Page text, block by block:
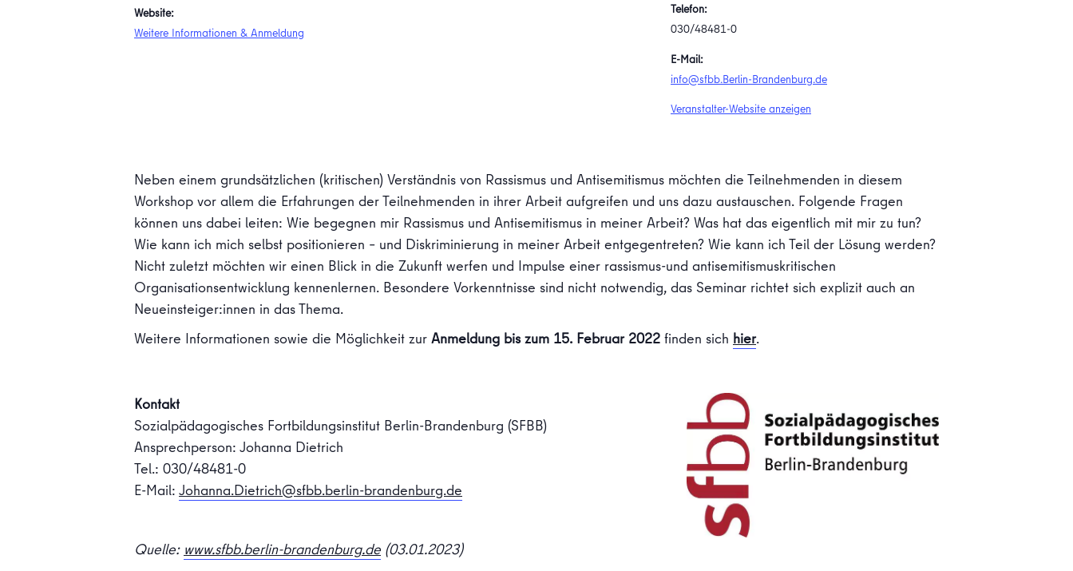
Website:
Weitere Informationen & Anmeldung
Telefon:
030/48481-0
E-Mail:
info@sfbb.Berlin-Brandenburg.de
Veranstalter-Website anzeigen
Neben einem grundsätzlichen (kritischen) Verständnis von Rassismus und Antisemitismus möchten die Teilnehmenden in diesem
Workshop vor allem die Erfahrungen der Teilnehmenden in ihrer Arbeit aufgreifen und uns dazu austauschen. Folgende Fragen
können uns dabei leiten: Wie begegnen mir Rassismus und Antisemitismus in meiner Arbeit? Was hat das eigentlich mit mir zu tun?
Wie kann ich mich selbst positionieren – und Diskriminierung in meiner Arbeit entgegentreten? Wie kann ich Teil der Lösung werden?
Nicht zuletzt möchten wir einen Blick in die Zukunft werfen und Impulse einer rassismus-und antisemitismuskritischen
Organisationsentwicklung kennenlernen. Besondere Vorkenntnisse sind nicht notwendig, das Seminar richtet sich explizit auch an
Neueinsteiger:innen in das Thema.
Weitere Informationen sowie die Möglichkeit zur Anmeldung bis zum 15. Februar 2022 finden sich hier.
Kontakt
Sozialpädagogisches Fortbildungsinstitut Berlin-Brandenburg (SFBB)
Ansprechperson: Johanna Dietrich
Tel.: 030/48481-0
E-Mail: Johanna.Dietrich@sfbb.berlin-brandenburg.de
Quelle: www.sfbb.berlin-brandenburg.de (03.01.2023)